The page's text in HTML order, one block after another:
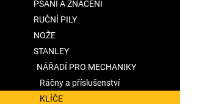
PSANÍ A ZNAČENÍ
RUČNÍ PILY
NOŽE
STANLEY
NÁŘADÍ PRO MECHANIKY
Ráčny a příslušenství
KLÍČE